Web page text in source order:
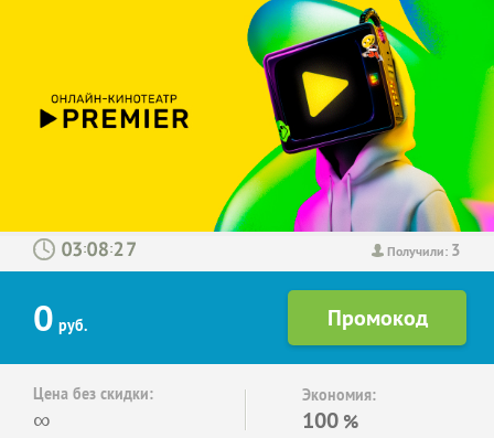
Получили: 3
: :
0 руб.
Цена без скидки:
∞
Экономия:
100 %